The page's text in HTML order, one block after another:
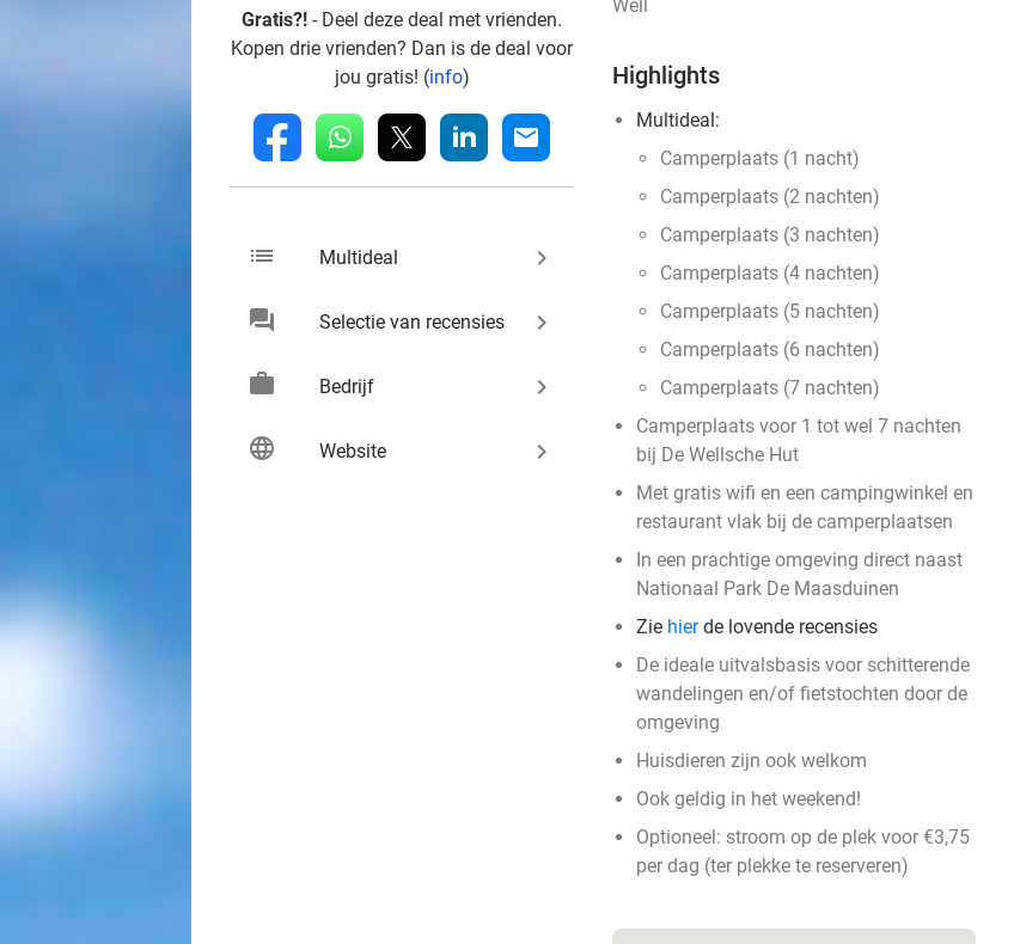
Gratis?! - Deel deze deal met vrienden.
Kopen drie vrienden? Dan is de deal voor
jou gratis! (info)
fb whatsapp linkedin mail
list Multideal keyboard_arrow_right
chat Selectie van recensies keyboard_arrow_right
work Bedrijf keyboard_arrow_right
language Website keyboard_arrow_right
Well
Highlights
Multideal:
Camperplaats (1 nacht)
Camperplaats (2 nachten)
Camperplaats (3 nachten)
Camperplaats (4 nachten)
Camperplaats (5 nachten)
Camperplaats (6 nachten)
Camperplaats (7 nachten)
Camperplaats voor 1 tot wel 7 nachten
bij De Wellsche Hut
Met gratis wifi en een campingwinkel en
restaurant vlak bij de camperplaatsen
In een prachtige omgeving direct naast
Nationaal Park De Maasduinen
Zie hierde lovende recensies
De ideale uitvalsbasis voor schitterende
wandelingen en/of fietstochten door de
omgeving
Huisdieren zijn ook welkom
Ook geldig in het weekend!
Optioneel: stroom op de plek voor €3,75
per dag (ter plekke te reserveren)